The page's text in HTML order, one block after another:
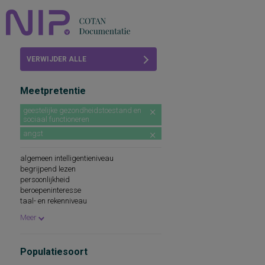
Abonneren
VERWIJDER ALLE
Meetpretentie
geestelijke gezondheidstoestand en
sociaal functioneren
angst
algemeen intelligentieniveau
begrijpend lezen
persoonlijkheid
beroepeninteresse
taal- en rekenniveau
spellingsvaardigheid
persoonlijkheidseigenschappen
Meer
Populatiesoort